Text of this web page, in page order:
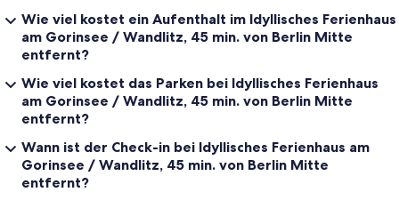
Wie viel kostet ein Aufenthalt im Idyllisches Ferienhaus
am Gorinsee / Wandlitz, 45 min. von Berlin Mitte
entfernt?
Wie viel kostet das Parken bei Idyllisches Ferienhaus
am Gorinsee / Wandlitz, 45 min. von Berlin Mitte
entfernt?
Wann ist der Check-in bei Idyllisches Ferienhaus am
Gorinsee / Wandlitz, 45 min. von Berlin Mitte
entfernt?